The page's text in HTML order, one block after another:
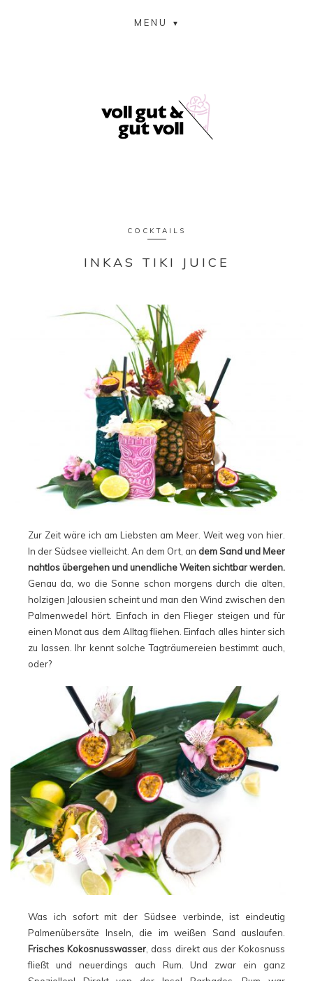
MENU
COCKTAILS
INKAS TIKI JUICE
Zur Zeit wäre ich am Liebsten am Meer. Weit weg von hier.
In der Südsee vielleicht. An dem Ort, an dem Sand und Meer
nahtlos übergehen und unendliche Weiten sichtbar werden.
Genau da, wo die Sonne schon morgens durch die alten,
holzigen Jalousien scheint und man den Wind zwischen den
Palmenwedel hört. Einfach in den Flieger steigen und für
einen Monat aus dem Alltag fliehen. Einfach alles hinter sich
zu lassen. Ihr kennt solche Tagträumereien bestimmt auch,
oder?
Was ich sofort mit der Südsee verbinde, ist eindeutig
Palmenübersäte Inseln, die im weißen Sand auslaufen.
Frisches Kokosnusswasser , dass direkt aus der Kokosnuss
fließt und neuerdings auch Rum. Und zwar ein ganz